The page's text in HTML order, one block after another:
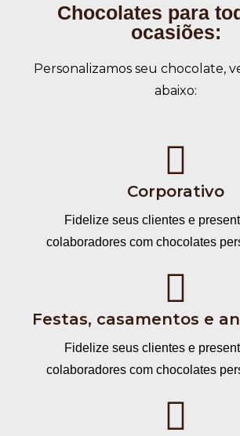
Chocolates para
ocasiões:
Personalizamos seu chocolate,
abaixo:
Corporativo
Fidelize seus clientes e
colaboradores com chocolates
Festas, casamentos e
Fidelize seus clientes e
colaboradores com chocolates